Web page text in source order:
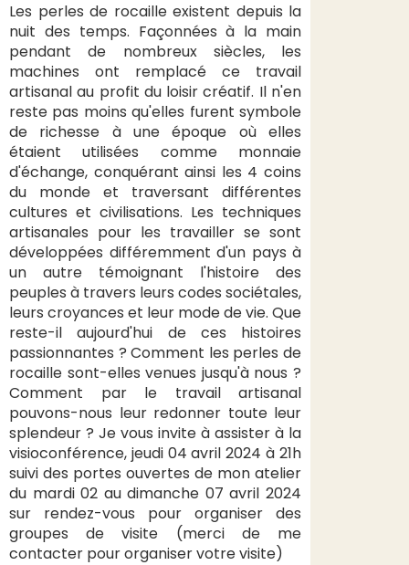
Les perles de rocaille existent depuis la
nuit des temps. Façonnées à la main
pendant de nombreux siècles, les
machines ont remplacé ce travail
artisanal au profit du loisir créatif. Il n'en
reste pas moins qu'elles furent symbole
de richesse à une époque où elles
étaient utilisées comme monnaie
d'échange, conquérant ainsi les 4 coins
du monde et traversant différentes
cultures et civilisations. Les techniques
artisanales pour les travailler se sont
développées différemment d'un pays à
un autre témoignant l'histoire des
peuples à travers leurs codes sociétales,
leurs croyances et leur mode de vie. Que
reste-il aujourd'hui de ces histoires
passionnantes ? Comment les perles de
rocaille sont-elles venues jusqu'à nous ?
Comment par le travail artisanal
pouvons-nous leur redonner toute leur
splendeur ? Je vous invite à assister à la
visioconférence, jeudi 04 avril 2024 à 21h
suivi des portes ouvertes de mon atelier
du mardi 02 au dimanche 07 avril 2024
sur rendez-vous pour organiser des
groupes de visite (merci de me
contacter pour organiser votre visite)